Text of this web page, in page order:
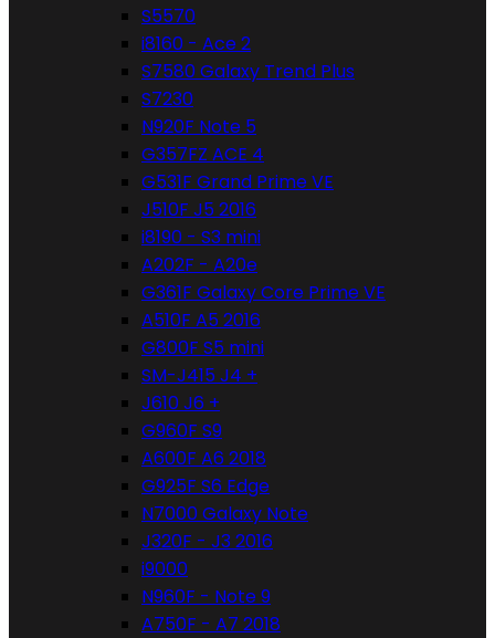
S5570
i8160 - Ace 2
S7580 Galaxy Trend Plus
S7230
N920F Note 5
G357FZ ACE 4
G531F Grand Prime VE
J510F J5 2016
i8190 - S3 mini
A202F - A20e
G361F Galaxy Core Prime VE
A510F A5 2016
G800F S5 mini
SM-J415 J4 +
J610 J6 +
G960F S9
A600F A6 2018
G925F S6 Edge
N7000 Galaxy Note
J320F - J3 2016
i9000
N960F - Note 9
A750F - A7 2018